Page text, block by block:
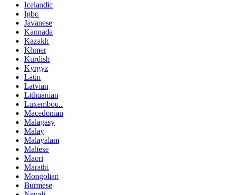
Icelandic
Igbo
Javanese
Kannada
Kazakh
Khmer
Kurdish
Kyrgyz
Latin
Latvian
Lithuanian
Luxembou..
Macedonian
Malagasy
Malay
Malayalam
Maltese
Maori
Marathi
Mongolian
Burmese